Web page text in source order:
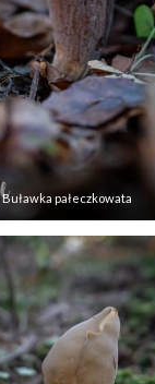
Buławka pałeczkowata